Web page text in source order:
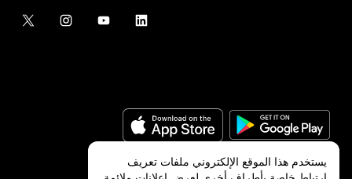
يستخدم هذا الموقع الإلكتروني ملفات تعريف